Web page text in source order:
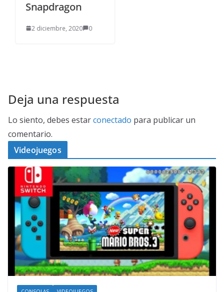
Snapdragon
2 diciembre, 2020 0
Deja una respuesta
Lo siento, debes estarconectado para publicar un
comentario.
Videojuegos